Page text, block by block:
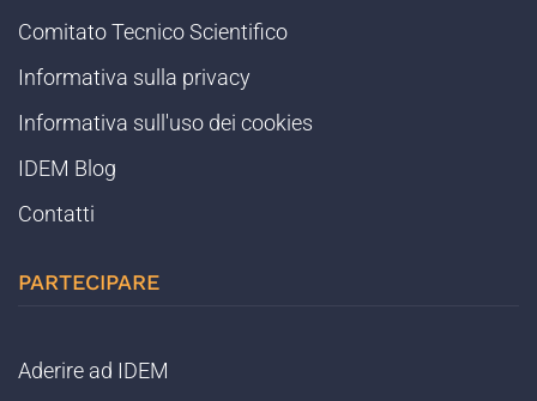
Comitato Tecnico Scientifico
Informativa sulla privacy
Informativa sull'uso dei cookies
IDEM Blog
Contatti
PARTECIPARE
Aderire ad IDEM